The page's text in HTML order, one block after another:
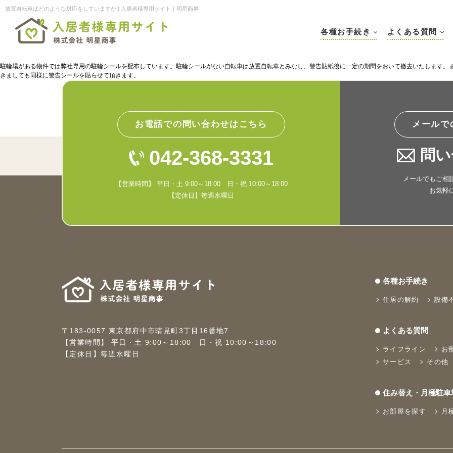
放置自転車はどのような対応をしていますか | 入居者様専用サイト｜明星商事
各種お手続き よくある質問
駐輪場がある物件では弊社専用の駐輪シールを配布しています。駐輪シールがない自転車は放置自転車とみなし、警告貼紙後に一定の期間をおいて撤去いたします
きましても同様に警告シールを貼らせて頂きます。
お電話での問い合わせはこちら
042-368-3331
【営業時間】 平日・土 9:00～18:00 日・祝 10:00～18:00
【定休日】毎週水曜日
メールで
問
メールでもご相
お気軽
〒183-0057 東京都府中市晴見町3丁目16番地7
【営業時間】 平日・土 9:00～18:00 日・祝 10:00～18:00
【定休日】毎週水曜日
各種お手続き
住居の解約 設備
よくある質問
ライフライン
お
サービス
その他
住み替え・月極駐車
お部屋を探す 月